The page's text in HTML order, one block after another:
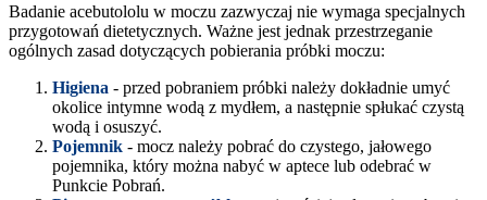
Badanie acebutololu w moczu zazwyczaj nie wymaga specjalnych
przygotowań dietetycznych. Ważne jest jednak przestrzeganie
ogólnych zasad dotyczących pobierania próbki moczu:
Higiena - przed pobraniem próbki należy dokładnie umyć
okolice intymne wodą z mydłem, a następnie spłukać czystą
wodą i osuszyć.
Pojemnik - mocz należy pobrać do czystego, jałowego
pojemnika, który można nabyć w aptece lub odebrać w
Punkcie Pobrań.